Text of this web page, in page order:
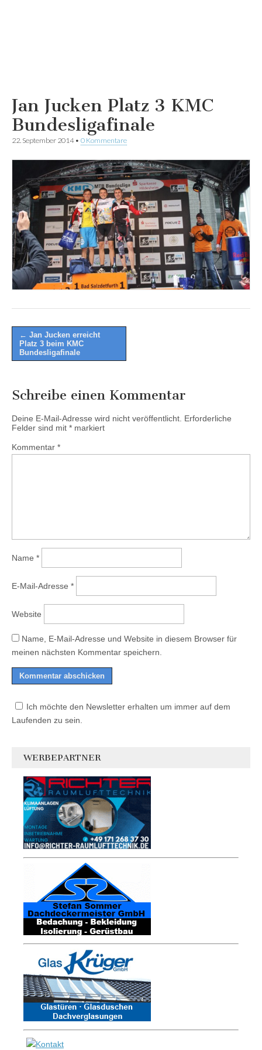
Jan Jucken Platz 3 KMC
Bundesligafinale
22. September 2014• 0 Kommentare
Post
navigation
← Jan Jucken erreicht
Platz 3 beim KMC
Bundesligafinale
Schreibe einen Kommentar
Deine E-Mail-Adresse wird nicht veröffentlicht. Erforderliche
Felder sind mit * markiert
Kommentar *
Name *
E-Mail-Adresse *
Website
Name, E-Mail-Adresse und Website in diesem Browser für
meinen nächsten Kommentar speichern.
Ich möchte den Newsletter erhalten um immer auf dem
Laufenden zu sein.
WERBEPARTNER